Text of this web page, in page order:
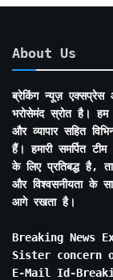
About Us
ब्रेकिंग न्यूज़
भरोसेमंद स्रोत है। हम
और व्यापार सहित
हैं। हमारी समर्पित
के लिए प्रतिबद्ध है,
और विश्वसनीयता के
आगे रखता है।
Breaking News
Sister concern
E-Mail Id-